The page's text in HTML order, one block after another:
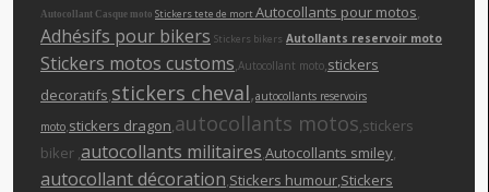
Autocollant Casque moto Stickers tete de mortAutocollants pour motos
Adhésifs pour bikers Stickers bikers Autollants reservoir moto
Stickers motos customs Autocollant moto stickers
decoratifs stickers cheval,autocollants reservoirs
moto stickers dragon autocollants motos ,stickers
biker , autocollants militaires Autocollants smiley
autocollant décoration Stickers humour ,Stickers